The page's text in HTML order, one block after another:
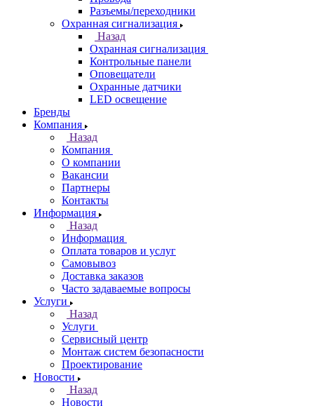
Разъемы/переходники
Охранная сигнализация
Назад
Охранная сигнализация
Контрольные панели
Оповещатели
Охранные датчики
LED освещение
Бренды
Компания
Назад
Компания
О компании
Вакансии
Партнеры
Контакты
Информация
Назад
Информация
Оплата товаров и услуг
Самовывоз
Доставка заказов
Часто задаваемые вопросы
Услуги
Назад
Услуги
Сервисный центр
Монтаж систем безопасности
Проектирование
Новости
Назад
Новости